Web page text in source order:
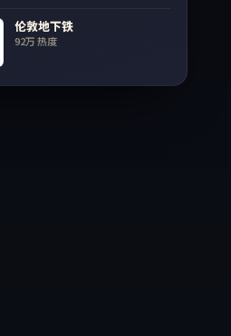
伦敦地下铁
92万热度